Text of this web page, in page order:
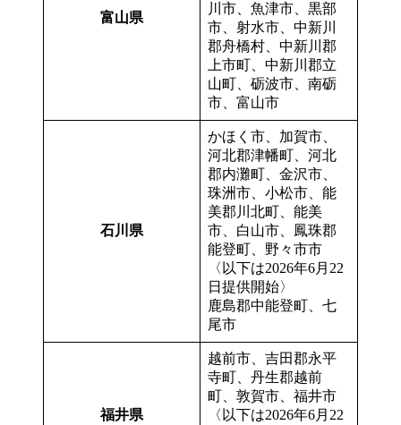
富山県
川市、魚津市、黒部
市、射水市、中新川
郡舟橋村、中新川郡
上市町、中新川郡立
山町、砺波市、南砺
市、富山市
石川県
かほく市、加賀市、
河北郡津幡町、河北
郡内灘町、金沢市、
珠洲市、小松市、能
美郡川北町、能美
市、白山市、鳳珠郡
能登町、野々市市
〈以下は2026年6月22
日提供開始〉
鹿島郡中能登町、七
尾市
福井県
越前市、吉田郡永平
寺町、丹生郡越前
町、敦賀市、福井市
〈以下は2026年6月22